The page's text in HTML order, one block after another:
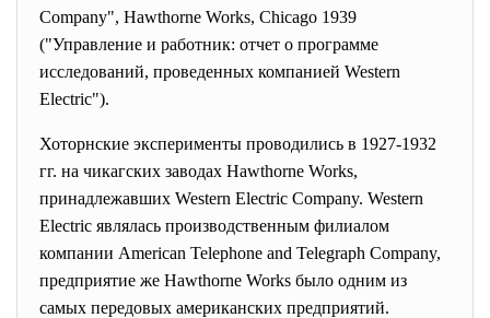
Company", Hawthorne Works, Chicago 1939
("Управление и работник: отчет о программе
исследований, проведенных компанией Western
Electric").
Хоторнские эксперименты проводились в 1927-1932
гг. на чикагских заводах Hawthorne Works,
принадлежавших Western Electric Company. Western
Electric являлась производственным филиалом
компании American Telephone and Telegraph Company,
предприятие же Hawthorne Works было одним из
самых передовых американских предприятий.